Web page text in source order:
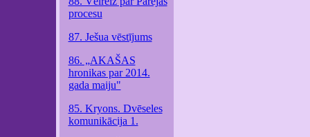
procesu
87. Ješua vēstījums
86. „AKAŠAS
hronikas par 2014.
gada maiju"
85. Kryons. Dvēseles
komunikācija 1.